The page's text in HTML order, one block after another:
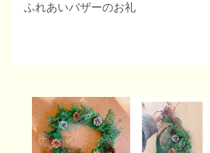
ふれあいバザーのお礼